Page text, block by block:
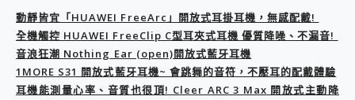
給 MSI Claw 系列電競掌機 最完美的家 MSI Nest Docking Station 掌機專屬擴充底座 開箱 評測
B&O 精品級音響! Home+ 中嘉寬頻 SoundBox 劇院串流盒 開箱 評測
2億 APO蔡司長焦神機降臨~ vivo X200 Pro、vivo X200 就是這麼好拍
EaseUS Vocal Remover 免費線上去聲器一鍵去除人聲 人聲 音樂分離 2024 消除人聲推薦
3 個超值 MHN 飛人工具分享~~ iToolab AnyGo 魔物獵人 Now飛人 ios教學 不出門也可以到處走
動靜皆宜「HUAWEI FreeArc」開放式耳掛耳機，無感配戴!
全機觸控 HUAWEI FreeClip C型耳夾式耳機 優質降噪、不漏音!
音浪狂潮 Nothing Ear (open)開放式藍牙耳機
1MORE S31 開放式藍牙耳機~ 會跳舞的音符，不壓耳的配戴體驗
耳機能測量心率、音質也很頂! Cleer ARC 3 Max 開放式主動降